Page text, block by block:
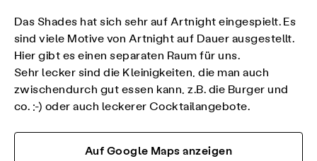
Das Shades hat sich sehr auf Artnight eingespielt. Es
sind viele Motive von Artnight auf Dauer ausgestellt.
Hier gibt es einen separaten Raum für uns.
Sehr lecker sind die Kleinigkeiten, die man auch
zwischendurch gut essen kann, z.B. die Burger und
co. ;-) oder auch leckerer Cocktailangebote.
Auf Google Maps anzeigen